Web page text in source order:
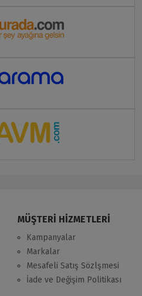
MÜŞTERİ HİZMETLERİ
Kampanyalar
Markalar
Mesafeli Satış Sözlşmesi
İade ve Değişim Politikası